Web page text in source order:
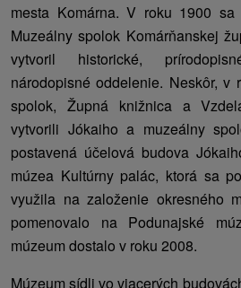
mesta Komárna. V roku 1900
Muzeálny spolok Komárňanskej
vytvoril historické,
národopisné oddelenie. Neskôr, v
spolok, Župná knižnica a
vytvorili Jókaiho a muzeálny
postavená účelová budova
múzea Kultúrny palác, ktorá sa
využila na založenie okresného
pomenovalo na Podunajské
múzeum dostalo v roku 2008.
Múzeum sídli vo viacerých